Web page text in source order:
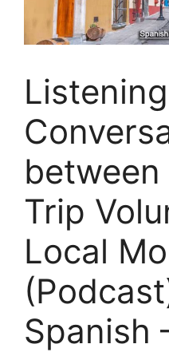
Trip
Local
Spanish